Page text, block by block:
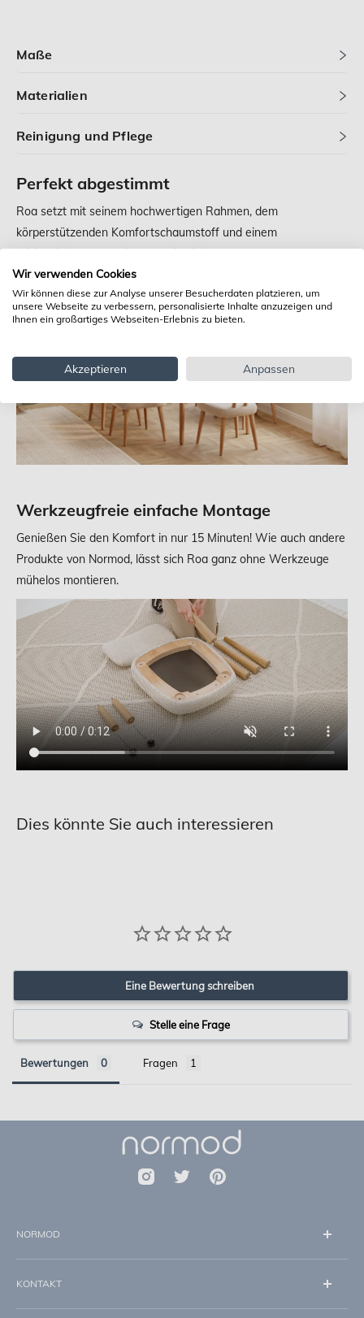
Maße
Materialien
Reinigung und Pflege
Perfekt abgestimmt
Roa setzt mit seinem hochwertigen Rahmen, dem
körperstützenden Komfortschaumstoff und einem
minimalistischen Design, das sich in jede Ecke Ihres Hauses
einfügt, neue Standards in der Stuhlgestaltung.
Werkzeugfreie einfache Montage
Genießen Sie den Komfort in nur 15 Minuten! Wie auch andere
Produkte von Normod, lässt sich Roa ganz ohne Werkzeuge
mühelos montieren.
Dies könnte Sie auch interessieren
Eine Bewertung schreiben
Stelle eine Frage
Bewertungen Fragen
NORMOD
Über uns
Impressum
Datenschutz
KONTAKT
info@normod.de
Wir verwenden Cookies
Wir können diese zur Analyse unserer Besucherdaten platzieren, um
unsere Webseite zu verbessern, personalisierte Inhalte anzuzeigen und
Ihnen ein großartiges Webseiten-Erlebnis zu bieten.
Akzeptieren Anpassen